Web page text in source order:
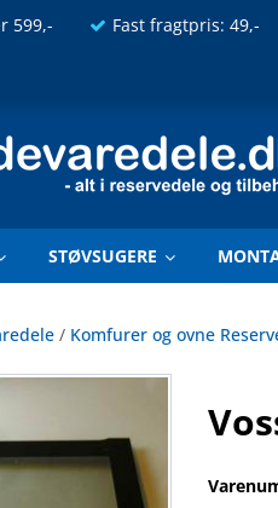
599,- Fast fragtpris: 49,-
STØVSUGERE
/ Komfurer og ovne